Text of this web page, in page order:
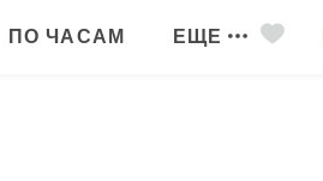
ПО ЧАСАМ ЕЩЕ